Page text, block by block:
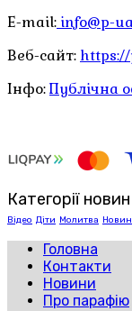
E-mail: info@p-
Веб-сайт:
Інфо:Публічна
Категорії новин
Відео Діти Молитва
Головна
Контакти
Новини
Про парафію